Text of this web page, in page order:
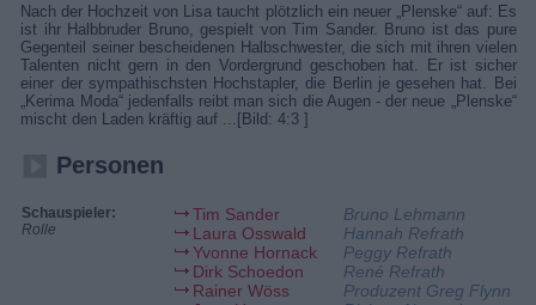
Nach der Hochzeit von Lisa taucht plötzlich ein neuer „Plenske“ auf: Es
ist ihr Halbbruder Bruno, gespielt von Tim Sander. Bruno ist das pure
Gegenteil seiner bescheidenen Halbschwester, die sich mit ihren vielen
Talenten nicht gern in den Vordergrund geschoben hat. Er ist sicher
einer der sympathischsten Hochstapler, die Berlin je gesehen hat. Bei
„Kerima Moda“ jedenfalls reibt man sich die Augen - der neue „Plenske“
mischt den Laden kräftig auf ...[Bild: 4:3 ]
Personen
Schauspieler:
Rolle
Tim Sander
Bruno Lehmann
Laura Osswald
Hannah Refrath
Yvonne Hornack
Peggy Refrath
Dirk Schoedon
René Refrath
Rainer Wöss
Produzent Greg Flynn